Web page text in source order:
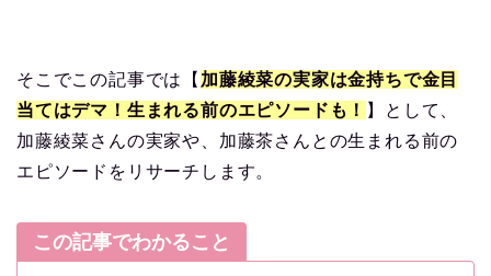
そこでこの記事では【 加藤綾菜の実家は金持ちで金目
当てはデマ！生まれる前のエピソードも！ 】として、
加藤綾菜さんの実家や、加藤茶さんとの生まれる前の
エピソードをリサーチします。
この記事でわかること